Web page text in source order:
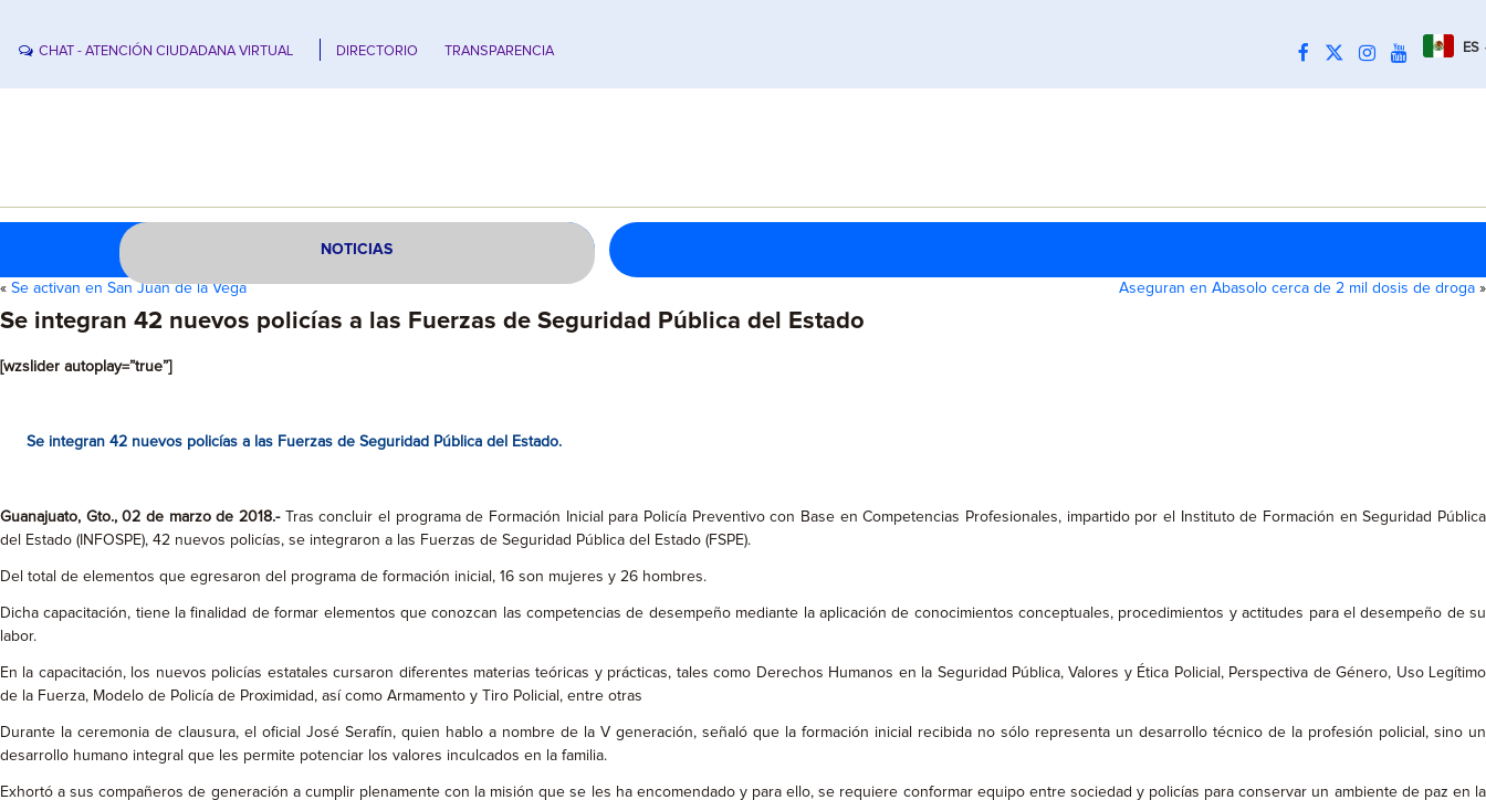
CHAT - ATENCIÓN CIUDADANA VIRTUAL DIRECTORIO TRANSPARENCIA ES
NOTICIAS
« Se activan en San Juan de la Vega Aseguran en Abasolo cerca de 2 mil dosis de droga »
Se integran 42 nuevos policías a las Fuerzas de Seguridad Pública del Estado
[wzslider autoplay=”true”]
Se integran 42 nuevos policías a las Fuerzas de Seguridad Pública del Estado.
Guanajuato, Gto., 02 de marzo de 2018.-Tras concluir el programa de Formación Inicial para Policía Preventivo con Base en Competencias Profesionales, impartido por el Instituto de Formación en Seguridad Pública
del Estado (INFOSPE), 42 nuevos policías, se integraron a las Fuerzas de Seguridad Pública del Estado (FSPE).
Del total de elementos que egresaron del programa de formación inicial, 16 son mujeres y 26 hombres.
Dicha capacitación, tiene la finalidad de formar elementos que conozcan las competencias de desempeño mediante la aplicación de conocimientos conceptuales, procedimientos y actitudes para el desempeño de su
labor.
En la capacitación, los nuevos policías estatales cursaron diferentes materias teóricas y prácticas, tales como Derechos Humanos en la Seguridad Pública, Valores y Ética Policial, Perspectiva de Género, Uso Legítimo
de la Fuerza, Modelo de Policía de Proximidad, así como Armamento y Tiro Policial, entre otras
Durante la ceremonia de clausura, el oficial José Serafín, quien hablo a nombre de la V generación, señaló que la formación inicial recibida no sólo representa un desarrollo técnico de la profesión policial, sino un
desarrollo humano integral que les permite potenciar los valores inculcados en la familia.
Exhortó a sus compañeros de generación a cumplir plenamente con la misión que se les ha encomendado y para ello, se requiere conformar equipo entre sociedad y policías para conservar un ambiente de paz en la